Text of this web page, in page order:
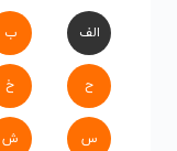
الف ب
ح خ
س ش